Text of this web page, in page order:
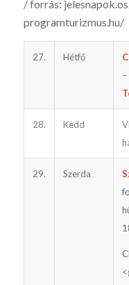
/ forrás:
programturizmus.hu/
27. Hétfő
28. Kedd
29. Szerda